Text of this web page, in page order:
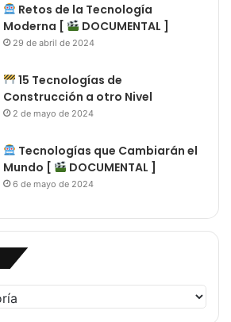
Retos de la Tecnología
Moderna [
DOCUMENTAL ]
29 de abril de 2024
15 Tecnologías de
Construcción a otro Nivel
2 de mayo de 2024
Tecnologías que Cambiarán el
Mundo [
DOCUMENTAL ]
6 de mayo de 2024